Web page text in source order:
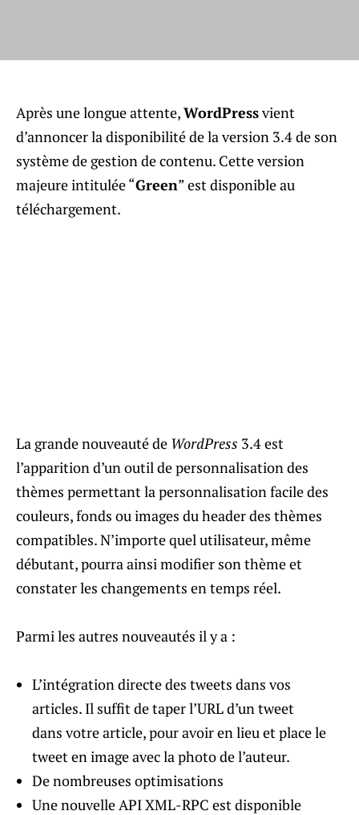
Après une longue attente,WordPressvient
d’annoncer la disponibilité de la version 3.4 de son
système de gestion de contenu. Cette version
majeure intitulée “Green” est disponible au
téléchargement.
La grande nouveauté de WordPress 3.4 est
l’apparition d’un outil de personnalisation des
thèmes permettant la personnalisation facile des
couleurs, fonds ou images du header des thèmes
compatibles. N’importe quel utilisateur, même
débutant, pourra ainsi modifier son thème et
constater les changements en temps réel.
Parmi les autres nouveautés il y a :
L’intégration directe des tweets dans vos
articles. Il suffit de taper l’URL d’un tweet
dans votre article, pour avoir en lieu et place le
tweet en image avec la photo de l’auteur.
De nombreuses optimisations
Une nouvelle API XML-RPC est disponible